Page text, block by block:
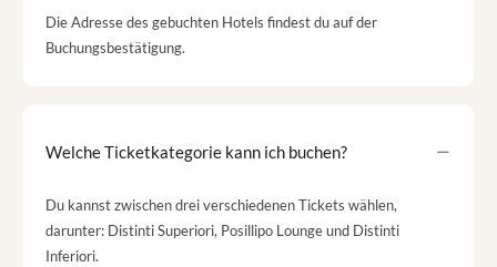
Die Adresse des gebuchten Hotels findest du auf der
Buchungsbestätigung.
Welche Ticketkategorie kann ich buchen?
Du kannst zwischen drei verschiedenen Tickets wählen,
darunter: Distinti Superiori, Posillipo Lounge und Distinti
Inferiori.